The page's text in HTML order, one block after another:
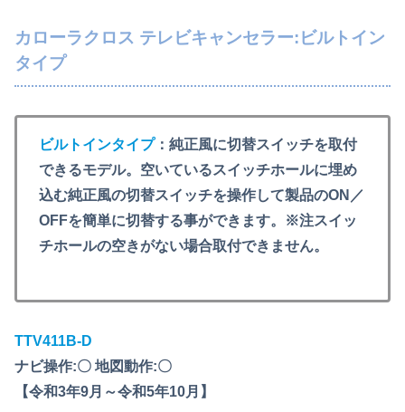
カローラクロス テレビキャンセラー:ビルトイン
タイプ
ビルトインタイプ：純正風に切替スイッチを取付
できるモデル。空いているスイッチホールに埋め
込む純正風の切替スイッチを操作して製品のON／
OFFを簡単に切替する事ができます。※注スイッ
チホールの空きがない場合取付できません。
TTV411B-D
ナビ操作:〇 地図動作:〇
【令和3年9月～令和5年10月】